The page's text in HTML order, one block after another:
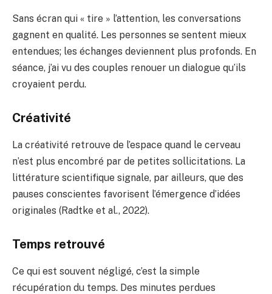
Sans écran qui « tire » l’attention, les conversations
gagnent en qualité. Les personnes se sentent mieux
entendues; les échanges deviennent plus profonds. En
séance, j’ai vu des couples renouer un dialogue qu’ils
croyaient perdu.
Créativité
La créativité retrouve de l’espace quand le cerveau
n’est plus encombré par de petites sollicitations. La
littérature scientifique signale, par ailleurs, que des
pauses conscientes favorisent l’émergence d’idées
originales (Radtke et al., 2022).
Temps retrouvé
Ce qui est souvent négligé, c’est la simple
récupération du temps. Des minutes perdues